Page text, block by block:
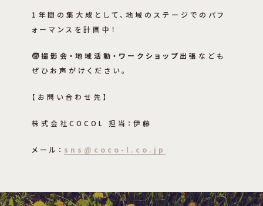
1年間の集大成として、地域のステージでのパフ
ォーマンスを計画中！
🧒撮影会・地域活動・ワークショップ出張 なども
ぜひお声がけください。
【お問い合わせ先】
株式会社COCOL 担当：伊藤
メール： sns@coco-l.co.jp